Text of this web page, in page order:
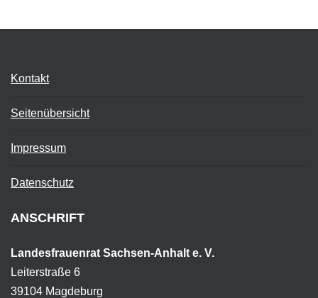
Kontakt
Seitenübersicht
Impressum
Datenschutz
ANSCHRIFT
Landesfrauenrat Sachsen-Anhalt e. V.
Leiterstraße 6
39104 Magdeburg